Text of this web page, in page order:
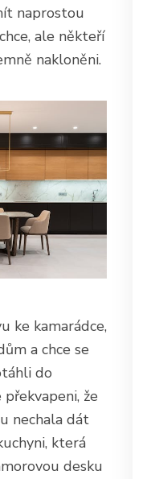
naprostou
ale někteří
nakloněni.
ke kamarádce,
a chce se
do
že
nechala dát
která
desku